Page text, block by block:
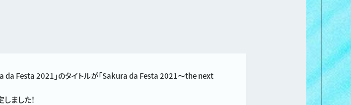
Festa 2021」のタイトルが「Sakura da Festa 2021〜the next
ました！